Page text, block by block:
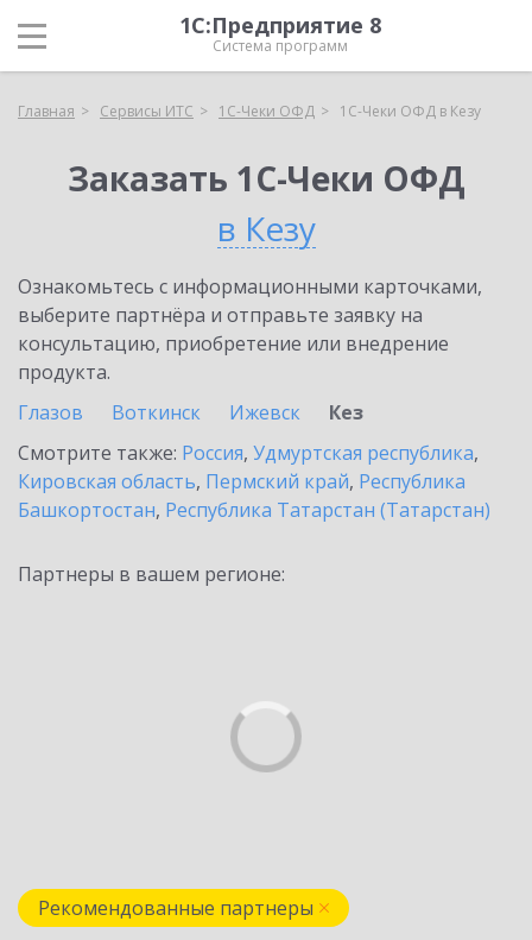
1С:Предприятие 8
Система программ
Главная Сервисы ИТС 1С-Чеки ОФД 1С-Чеки ОФД в Кезу
Заказать 1С-Чеки ОФД
в Кезу
Ознакомьтесь с информационными карточками,
выберите партнёра и отправьте заявку на
консультацию, приобретение или внедрение
продукта.
Глазов
Воткинск Ижевск
Кез
Смотрите также: Россия, Удмуртская республика,
Кировская область, Пермский край, Республика
Башкортостан, Республика Татарстан (Татарстан)
Партнеры в вашем регионе:
Рекомендованные партнеры